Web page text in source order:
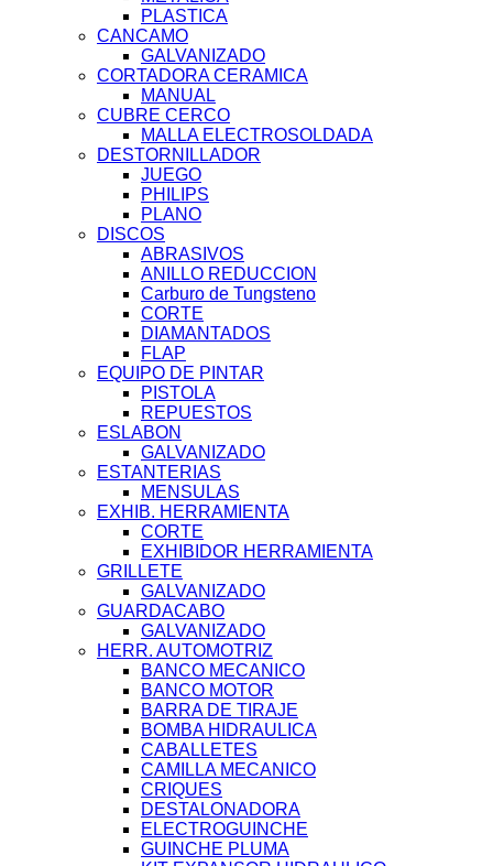
PLASTICA
CANCAMO
GALVANIZADO
CORTADORA CERAMICA
MANUAL
CUBRE CERCO
MALLA ELECTROSOLDADA
DESTORNILLADOR
JUEGO
PHILIPS
PLANO
DISCOS
ABRASIVOS
ANILLO REDUCCION
Carburo de Tungsteno
CORTE
DIAMANTADOS
FLAP
EQUIPO DE PINTAR
PISTOLA
REPUESTOS
ESLABON
GALVANIZADO
ESTANTERIAS
MENSULAS
EXHIB. HERRAMIENTA
CORTE
EXHIBIDOR HERRAMIENTA
GRILLETE
GALVANIZADO
GUARDACABO
GALVANIZADO
HERR. AUTOMOTRIZ
BANCO MECANICO
BANCO MOTOR
BARRA DE TIRAJE
BOMBA HIDRAULICA
CABALLETES
CAMILLA MECANICO
CRIQUES
DESTALONADORA
ELECTROGUINCHE
GUINCHE PLUMA